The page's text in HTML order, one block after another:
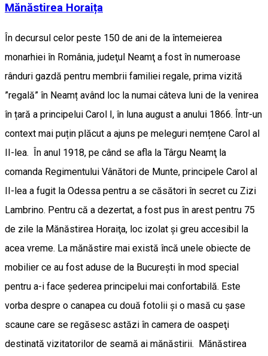
Mănăstirea Horaița
În decursul celor peste 150 de ani de la întemeierea
monarhiei în România, judeţul Neamţ a fost în numeroase
rânduri gazdă pentru membrii familiei regale, prima vizită
”regală” în Neamț având loc la numai câteva luni de la venirea
în țară a principelui Carol I, în luna august a anului 1866. Într-un
context mai puțin plăcut a ajuns pe meleguri nemțene Carol al
II-lea. În anul 1918, pe când se afla la Târgu Neamţ la
comanda Regimentului Vânători de Munte, principele Carol al
II-lea a fugit la Odessa pentru a se căsători în secret cu Zizi
Lambrino. Pentru că a dezertat, a fost pus în arest pentru 75
de zile la Mănăstirea Horaiţa, loc izolat şi greu accesibil la
acea vreme. La mănăstire mai există încă unele obiecte de
mobilier ce au fost aduse de la Bucureşti în mod special
pentru a-i face şederea principelui mai confortabilă. Este
vorba despre o canapea cu două fotolii şi o masă cu şase
scaune care se regăsesc astăzi în camera de oaspeţi
destinată vizitatorilor de seamă ai mănăstirii. Mănăstirea